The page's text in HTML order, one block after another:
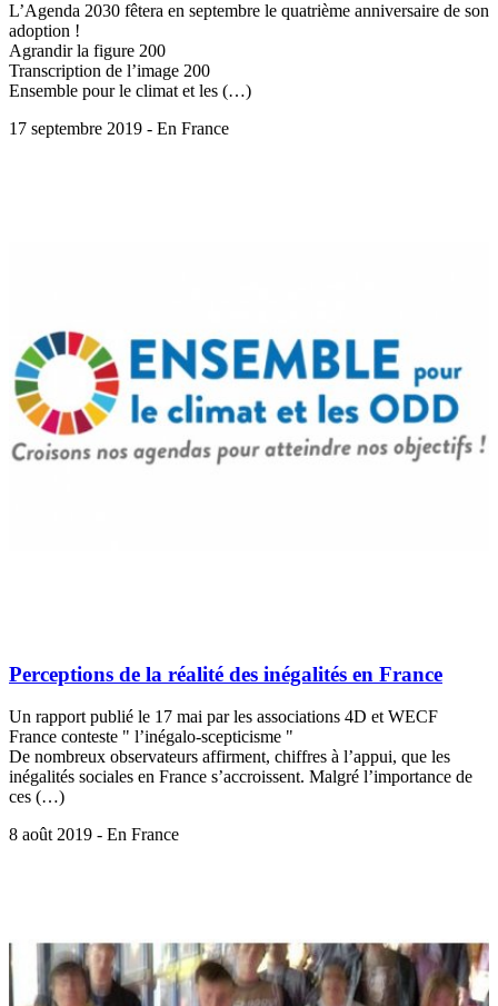
L’Agenda 2030 fêtera en septembre le quatrième anniversaire de son
adoption !
Agrandir la figure 200
Transcription de l’image 200
Ensemble pour le climat et les (…)
17 septembre 2019 - En France
Perceptions de la réalité des inégalités en France
Un rapport publié le 17 mai par les associations 4D et WECF
France conteste " l’inégalo-scepticisme "
De nombreux observateurs affirment, chiffres à l’appui, que les
inégalités sociales en France s’accroissent. Malgré l’importance de
ces (…)
8 août 2019 - En France